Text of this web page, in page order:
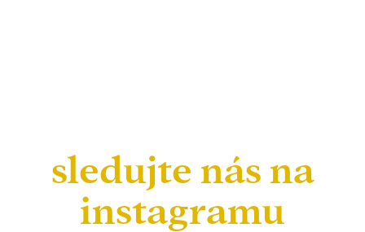
sledujte nás na
instagramu